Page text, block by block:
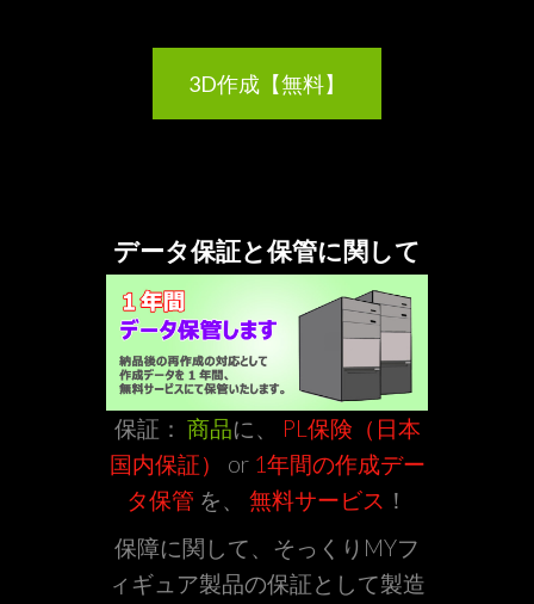
3D作成【無料】
データ保証と保管に関して
保証： 商品に、
PL保険（日本
国内保証）
or 1年間の作成デー
タ保管 を、 無料サービス ！
保障に関して、そっくりMYフ
ィギュア製品の保証として製造